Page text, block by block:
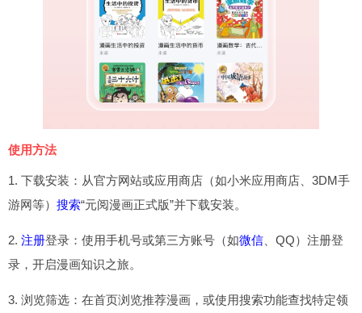
使用方法
1. 下载安装：从官方网站或应用商店（如小米应用商店、3DM手
游网等） 搜索“元阅漫画正式版”并下载安装。
2. 注册登录：使用手机号或第三方账号（如微信 、QQ）注册登
录，开启漫画知识之旅。
3. 浏览筛选：在首页浏览推荐漫画，或使用搜索功能查找特定领